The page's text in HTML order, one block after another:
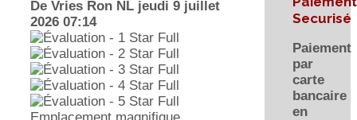
Securisé
Paiement
par
carte
bancaire
en
De Vries Ron NL jeudi 9 juillet
2026 07:14